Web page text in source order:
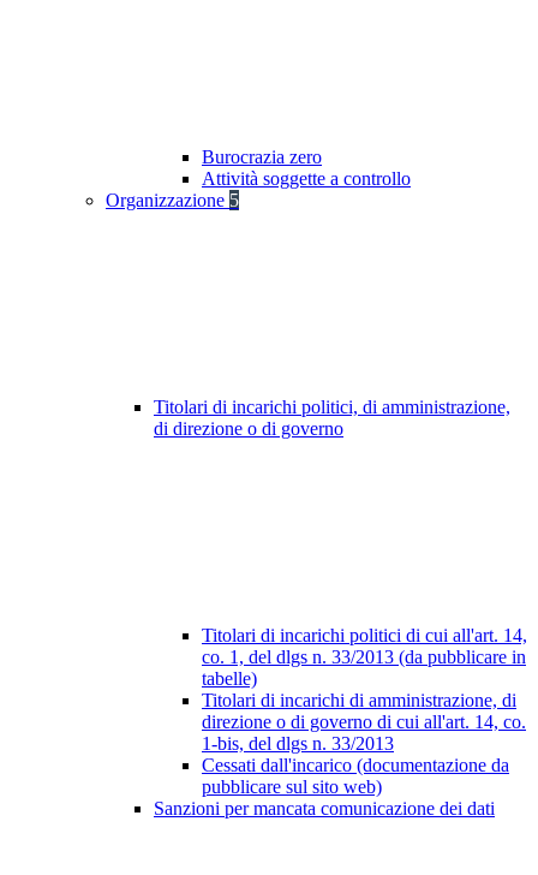
Burocrazia zero
Attività soggette a controllo
Organizzazione 5
Titolari di incarichi politici, di amministrazione,
di direzione o di governo
Titolari di incarichi politici di cui all'art. 14,
co. 1, del dlgs n. 33/2013 (da pubblicare in
tabelle)
Titolari di incarichi di amministrazione, di
direzione o di governo di cui all'art. 14, co.
1-bis, del dlgs n. 33/2013
Cessati dall'incarico (documentazione da
pubblicare sul sito web)
Sanzioni per mancata comunicazione dei dati